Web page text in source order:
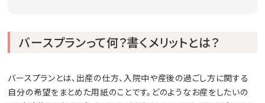
バースプランって何？書くメリットとは？
バースプランとは、出産の仕方、入院中や産後の過ごし方に関する
自分の希望をまとめた用紙のことです。どのようなお産をしたいの